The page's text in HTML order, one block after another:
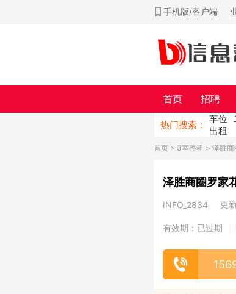
手机版/客户端
首页 招聘
热门搜索：
车位
出租
首页 > 3室整租 > 泽胜
泽胜商圈罗家
INFO_2834 更
有效期：已过期